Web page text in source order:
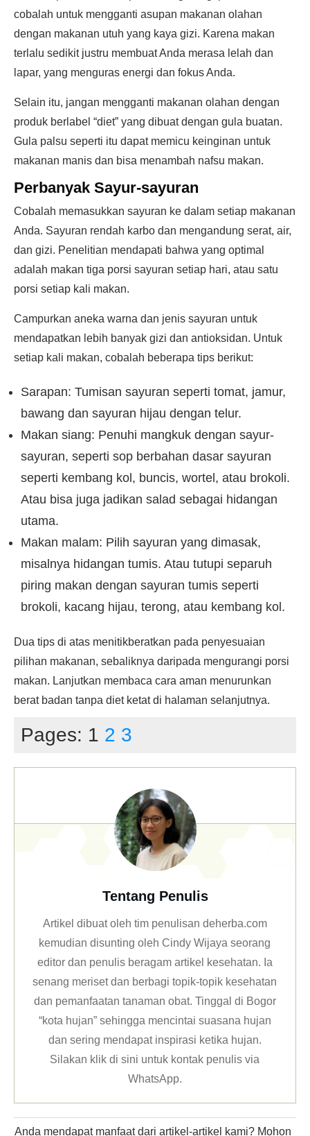
cobalah untuk mengganti asupan makanan olahan
dengan makanan utuh yang kaya gizi. Karena makan
terlalu sedikit justru membuat Anda merasa lelah dan
lapar, yang menguras energi dan fokus Anda.
Selain itu, jangan mengganti makanan olahan dengan
produk berlabel “diet” yang dibuat dengan gula buatan.
Gula palsu seperti itu dapat memicu keinginan untuk
makanan manis dan bisa menambah nafsu makan.
Perbanyak Sayur-sayuran
Cobalah memasukkan sayuran ke dalam setiap makanan
Anda. Sayuran rendah karbo dan mengandung serat, air,
dan gizi. Penelitian mendapati bahwa yang optimal
adalah makan tiga porsi sayuran setiap hari, atau satu
porsi setiap kali makan.
Campurkan aneka warna dan jenis sayuran untuk
mendapatkan lebih banyak gizi dan antioksidan. Untuk
setiap kali makan, cobalah beberapa tips berikut:
Sarapan: Tumisan sayuran seperti tomat, jamur,
bawang dan sayuran hijau dengan telur.
Makan siang: Penuhi mangkuk dengan sayur-
sayuran, seperti sop berbahan dasar sayuran
seperti kembang kol, buncis, wortel, atau brokoli.
Atau bisa juga jadikan salad sebagai hidangan
utama.
Makan malam: Pilih sayuran yang dimasak,
misalnya hidangan tumis. Atau tutupi separuh
piring makan dengan sayuran tumis seperti
brokoli, kacang hijau, terong, atau kembang kol.
Dua tips di atas menitikberatkan pada penyesuaian
pilihan makanan, sebaliknya daripada mengurangi porsi
makan. Lanjutkan membaca cara aman menurunkan
berat badan tanpa diet ketat di halaman selanjutnya.
Pages: 1 2 3
Tentang Penulis
Artikel dibuat oleh tim penulisan deherba.com
kemudian disunting oleh Cindy Wijaya seorang
editor dan penulis beragam artikel kesehatan. Ia
senang meriset dan berbagi topik-topik kesehatan
dan pemanfaatan tanaman obat. Tinggal di Bogor
“kota hujan” sehingga mencintai suasana hujan
dan sering mendapat inspirasi ketika hujan.
Silakan klikdi sini untuk kontak penulis via
WhatsApp.
Anda mendapat manfaat dari artikel-artikel kami? Mohon